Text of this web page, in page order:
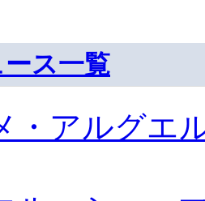
ース一覧
・アルグエ